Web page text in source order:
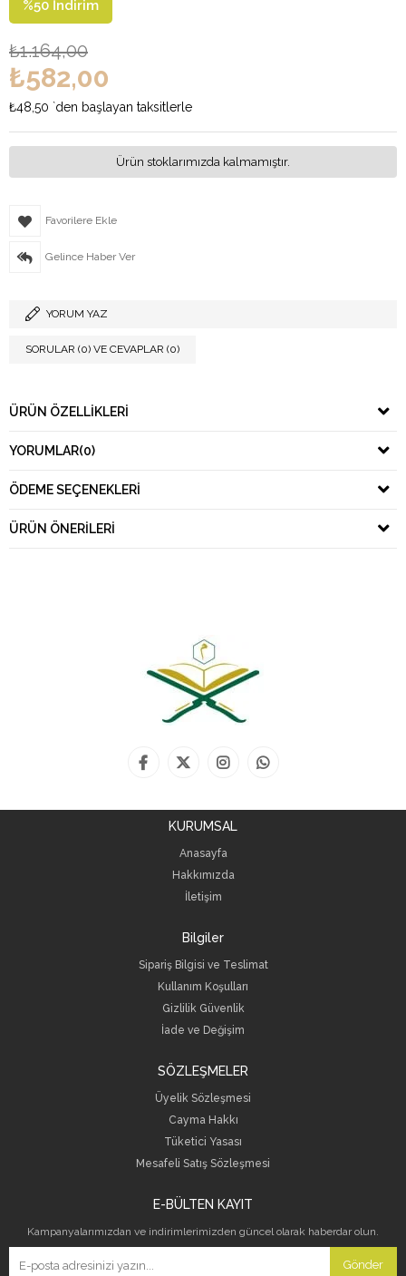
%50 İndirim
₺1.164,00
₺582,00
₺48,50 `den başlayan taksitlerle
Ürün stoklarımızda kalmamıştır.
Favorilere Ekle
Gelince Haber Ver
YORUM YAZ
SORULAR (0) VE CEVAPLAR (0)
ÜRÜN ÖZELLIKLERI
YORUMLAR(0)
ÖDEME SEÇENEKLERI
ÜRÜN ÖNERILERI
KURUMSAL
Anasayfa
Hakkımızda
İletişim
Bilgiler
Sipariş Bilgisi ve Teslimat
Kullanım Koşulları
Gizlilik Güvenlik
İade ve Değişim
SÖZLEŞMELER
Üyelik Sözleşmesi
Cayma Hakkı
Tüketici Yasası
Mesafeli Satış Sözleşmesi
E-BÜLTEN KAYIT
Kampanyalarımızdan ve indirimlerimizden güncel olarak haberdar olun.
Gönder